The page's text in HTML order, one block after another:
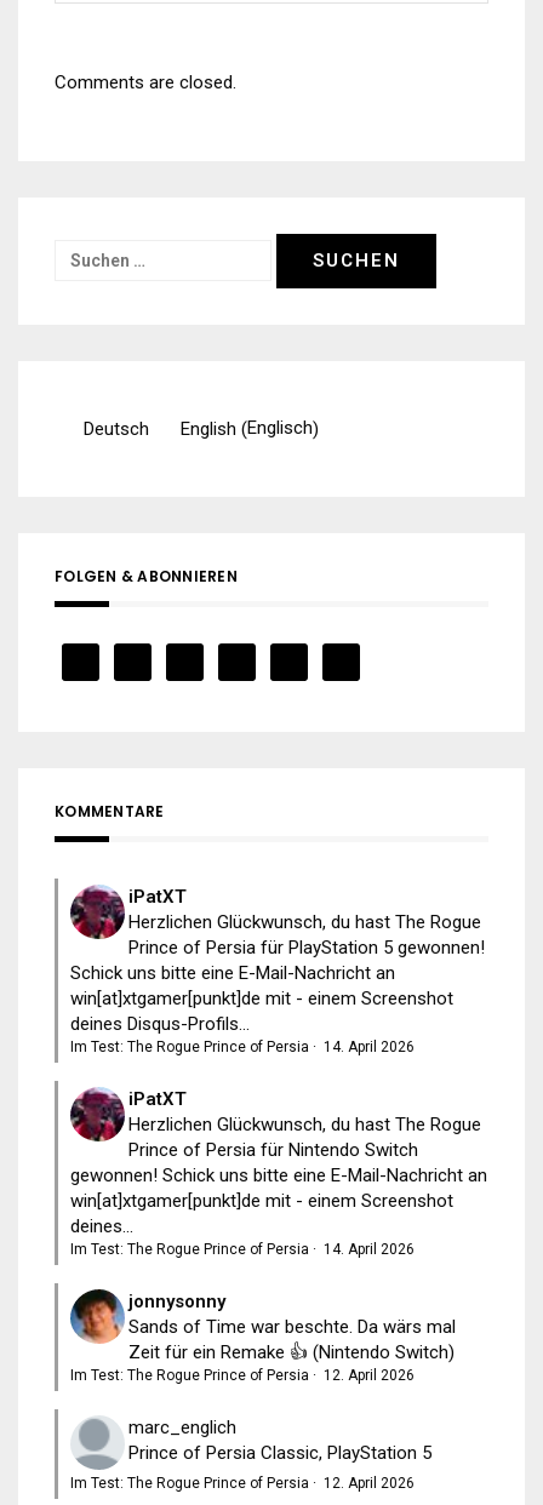
Comments are closed.
Suchen
Deutsch English (Englisch)
FOLGEN & ABONNIEREN
KOMMENTARE
iPatXT
Herzlichen Glückwunsch, du hast The Rogue
Prince of Persia für PlayStation 5 gewonnen!
Schick uns bitte eine E-Mail-Nachricht an
win[at]xtgamer[punkt]de mit - einem Screenshot
deines Disqus-Profils...
Im Test: The Rogue Prince of Persia · 14. April 2026
iPatXT
Herzlichen Glückwunsch, du hast The Rogue
Prince of Persia für Nintendo Switch
gewonnen! Schick uns bitte eine E-Mail-Nachricht an
win[at]xtgamer[punkt]de mit - einem Screenshot
deines...
Im Test: The Rogue Prince of Persia · 14. April 2026
jonnysonny
Sands of Time war beschte. Da wärs mal
Zeit für ein Remake 👍 (Nintendo Switch)
Im Test: The Rogue Prince of Persia · 12. April 2026
marc_englich
Prince of Persia Classic, PlayStation 5
Im Test: The Rogue Prince of Persia · 12. April 2026